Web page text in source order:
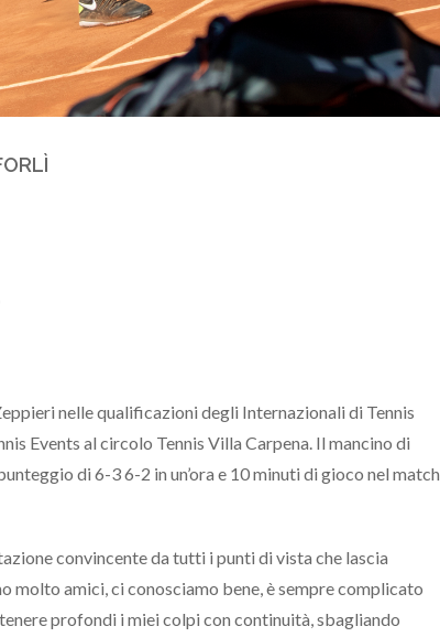
nelle qualificazioni degli Internazionali di Tennis
Events al circolo Tennis Villa Carpena. Il mancino di
di 6-3 6-2 in un’ora e 10 minuti di gioco nel match
convincente da tutti i punti di vista che lascia
molto amici, ci conosciamo bene, è sempre complicato
profondi i miei colpi con continuità, sbagliando